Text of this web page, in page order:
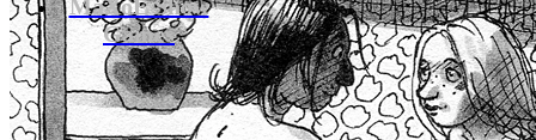
MaXoE Show
Games